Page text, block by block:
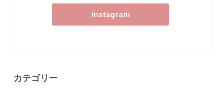
instagram
カテゴリー